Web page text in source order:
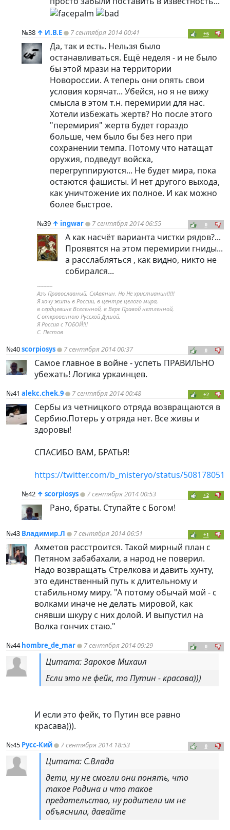
№38 ↑ И.В.Е 7 сентября 2014 00:41 +6
Да, так и есть. Нельзя было
останавливаться. Ещё неделя - и не было
бы этой мрази на территории
Новороссии. А теперь они опять свои
условия корячат... Убейся, но я не вижу
смысла в этом т.н. перемирии для нас.
Хотели избежать жертв? Но после этого
"перемирия" жертв будет гораздо
больше, чем было бы без него при
сохранении темпа. Потому что натащат
оружия, подведут войска,
перегруппируются... Не будет мира, пока
остаются фашисты. И нет другого выхода,
как уничтожение их полное. И как можно
более быстрое.
№39 ↑ ingwar 7 сентября 2014 06:55 0
А как насчёт варианта чистки рядов?...
Проявятся на этом перемирии гниды...
а расслабляться , как видно, никто не
собирался...
----------
Азъ Православный, СлАвянин. Но Не христианин!!!!!
Я хочу жить в России, в центре целого мира,
в сердцевине Вселенной, в Вере Правой нетленной,
С откровенною Русской Душой.
Я Россия с ТОБОЙ!!!
С. Пестов
№40scorpiosys 7 сентября 2014 00:37 0
Самое главное в войне - успеть ПРАВИЛЬНО
убежать! Логика уркаинцев.
№41 alekc.chek.9 7 сентября 2014 00:48 +2
Сербы из четницкого отряда возвращаются в
Сербию.Потерь у отряда нет. Все живы и
здоровы!
СПАСИБО ВАМ, БРАТЬЯ!
https://twitter.com/b_misteryo/status/
№42 ↑ scorpiosys 7 сентября 2014 00:53 +2
Рано, браты. Ступайте с Богом!
№43 Владимир.Л 7 сентября 2014 06:51 +1
Ахметов расстроится. Такой мирный план с
Петяном забабахали, а народ не поверил.
Надо возвращать Стрелкова и давить хунту,
это единственный путь к длительному и
стабильному миру. "А потому обычай мой - с
волками иначе не делать мировой, как
снявши шкуру с них долой. И выпустил на
Волка гончих стаю."
№44hombre_de_mar 7 сентября 2014 09:29 0
Цитата: Зароков Михаил
Если это не фейк, то Путин - красава)))
И если это фейк, то Путин все равно
красава))).
№45 Русс-Кий 7 сентября 2014 18:53 0
Цитата: С.Влада
дети, ну не смогли они понять, что
такое Родина и что такое
предательство, ну родители им не
объяснили, давайте